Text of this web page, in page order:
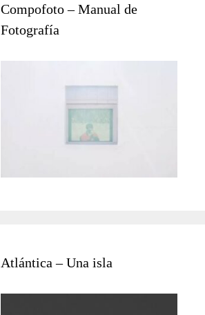
Compofoto – Manual de
Fotografía
Atlántica – Una isla